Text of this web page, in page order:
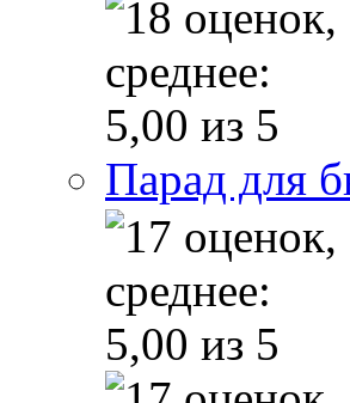
Парад для